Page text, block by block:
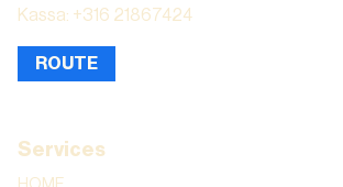
Kassa: +316 21867424
ROUTE
Services